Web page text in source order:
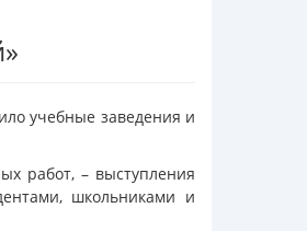
учебные заведения и
работ, – выступления
школьниками и